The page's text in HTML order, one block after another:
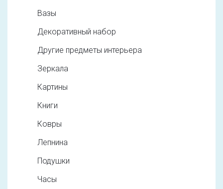
Вазы
Декоративный набор
Другие предметы интерьера
Зеркала
Картины
Книги
Ковры
Лепнина
Подушки
Часы